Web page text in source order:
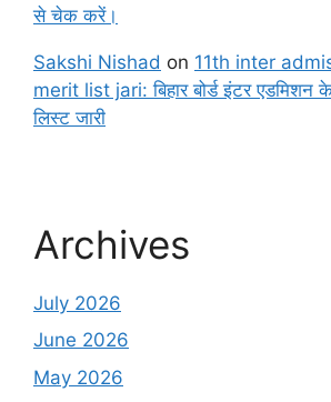
से चेक करें।
Sakshi Nishad on 11th inter
merit list jari: बिहार बोर्ड इंटर एडमिशन
लिस्ट जारी
Archives
July 2026
June 2026
May 2026